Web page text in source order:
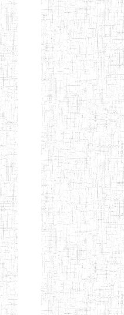
ENIEG DE
NKONGSAMBA
ENIEG DE
YABASSI
ENBIEG
D'EDEA
ENBIEG DE
DOUALA
ENIET DE
DOUALA
ENIET DE
GAROUA
ENBIEG DE